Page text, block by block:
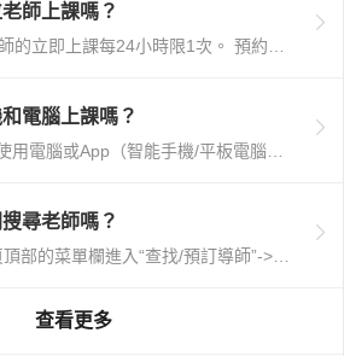
師上課嗎？
電腦上課嗎？
尋老師嗎？
查看更多